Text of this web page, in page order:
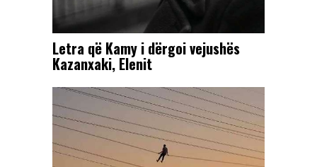
Letra që Kamy i dërgoi vejushës
Kazanxaki, Elenit